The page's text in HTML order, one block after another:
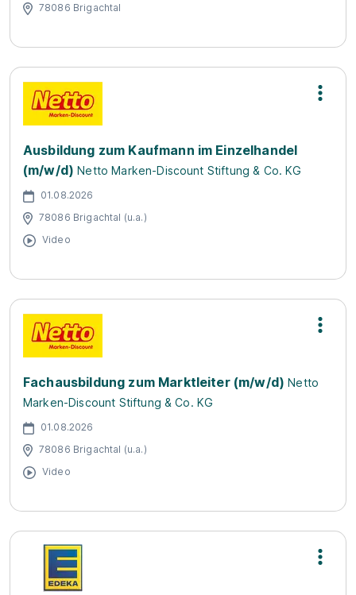
78086 Brigachtal
Ausbildung zum Kaufmann im Einzelhandel
(m/w/d) Netto Marken-Discount Stiftung & Co. KG
01.08.2026
78086 Brigachtal (u.a.)
Video
Fachausbildung zum Marktleiter (m/w/d) Netto
Marken-Discount Stiftung & Co. KG
01.08.2026
78086 Brigachtal (u.a.)
Video